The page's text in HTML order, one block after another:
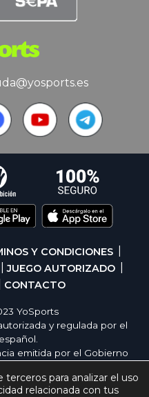
Y CONDICIONES
JUEGO AUTORIZADO
CONTACTO
YoSports
y regulada por el
emitida por el Gobierno
los juegos online. El juego
cuya finalidad es ofrecer
para analizar el uso
relacionada con tus